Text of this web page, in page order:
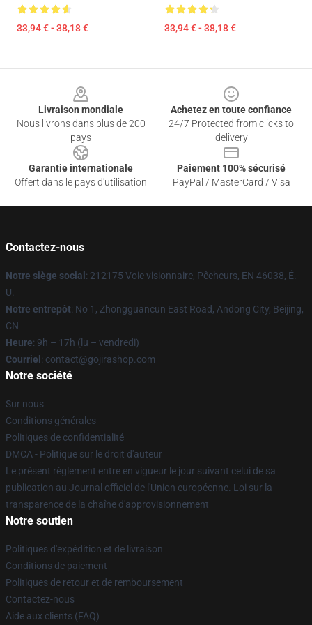
33,94 € - 38,18 € 33,94 € - 38,18 €
Livraison mondiale
Nous livrons dans plus de 200
pays
Achetez en toute confiance
24/7 Protected from clicks to
delivery
Garantie internationale
Offert dans le pays d'utilisation
Paiement 100% sécurisé
PayPal / MasterCard / Visa
Contactez-nous
Notre siège social : 212175 Voie visionnaire, Pêcheurs, EN 46038, É.-
U.
Notre entrepôt: No 1, Zhongguancun East Road, Andong City, Beijing,
CN
Heure: 9h – 17h (lu – vendredi)
Courriel : contact@gojirashop.com
Notre société
Sur nous
Conditions générales
Politiques de confidentialité
DMCA - Politique sur le droit d'auteur
Le présent règlement entre en vigueur le jour suivant celui de sa
publication au Journal officiel de l'Union européenne. Loi sur la
transparence de la chaîne d'approvisionnement
Notre soutien
Politiques d'expédition et de livraison
Conditions de paiement
Politiques de retour et de remboursement
Contactez-nous
Aide aux clients (FAQ)